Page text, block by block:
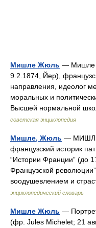
Мишле Жюль — Мишле
9.2.1874, Йер),
направления, идеолог
моральных и
Высшей нормальной
советская энциклопедия
Мишле, Жюль — МИШЛЕ
французский историк
“Истории Франции” (до
Французской
воодушевлением и
энциклопедический словарь
Мишле Жюль —
(фр. Jules Michelet; 21